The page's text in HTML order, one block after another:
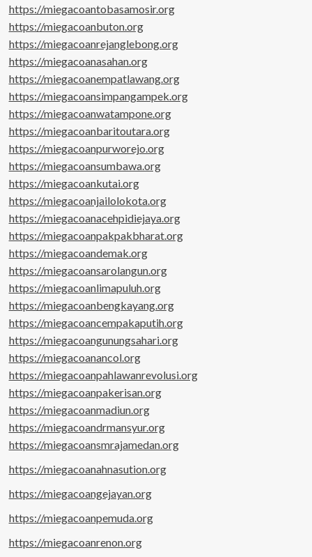
https://miegacoantobasamosir.org
https://miegacoanbuton.org
https://miegacoanrejanglebong.org
https://miegacoanasahan.org
https://miegacoanempatlawang.org
https://miegacoansimpangampek.org
https://miegacoanwatampone.org
https://miegacoanbaritoutara.org
https://miegacoanpurworejo.org
https://miegacoansumbawa.org
https://miegacoankutai.org
https://miegacoanjailolokota.org
https://miegacoanacehpidiejaya.org
https://miegacoanpakpakbharat.org
https://miegacoandemak.org
https://miegacoansarolangun.org
https://miegacoanlimapuluh.org
https://miegacoanbengkayang.org
https://miegacoancempakaputih.org
https://miegacoangunungsahari.org
https://miegacoanancol.org
https://miegacoanpahlawanrevolusi.org
https://miegacoanpakerisan.org
https://miegacoanmadiun.org
https://miegacoandrmansyur.org
https://miegacoansmrajamedan.org
https://miegacoanahnasution.org
https://miegacoangejayan.org
https://miegacoanpemuda.org
https://miegacoanrenon.org